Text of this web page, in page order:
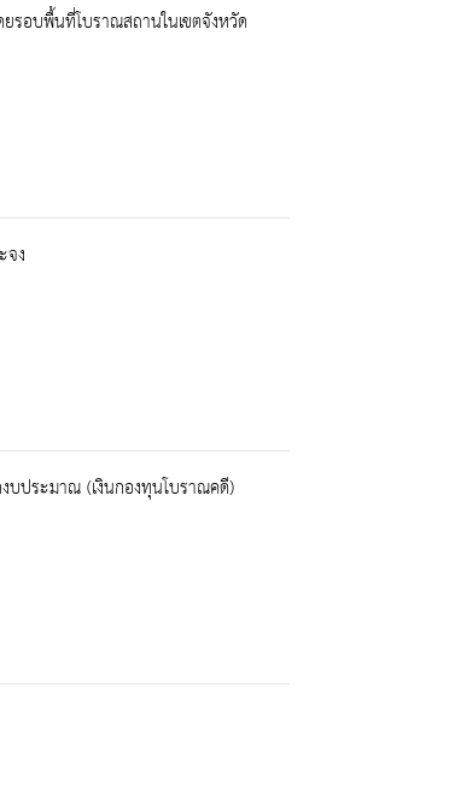
รอบพื้นที่โบราณสถานในเขตจังหวัด
ง
บประมาณ (เงินกองทุนโบราณคดี)